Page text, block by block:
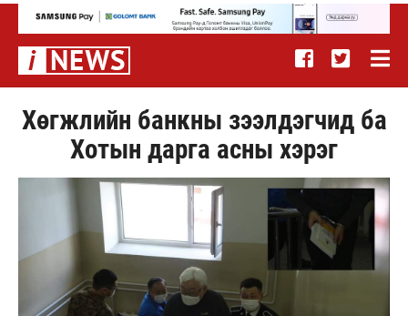
Хөгжлийн банкны зээлдэгчид ба
Хотын дарга асны хэрэг